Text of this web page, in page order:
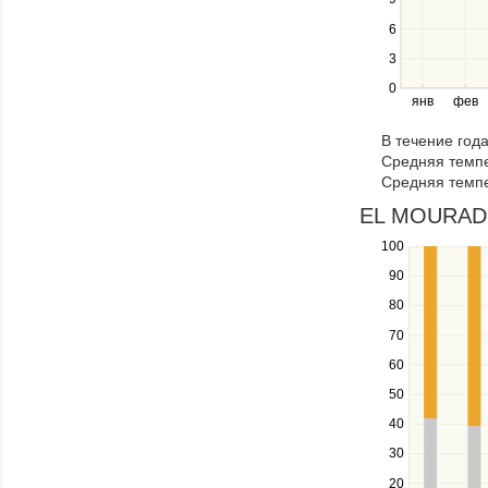
янв фев
0
3
6
the
and
right
keys
navigate
through
items
in
a
series.
В течение
Средняя
Средняя
EL
20
30
40
50
60
70
80
90
100
Use
the
and
down
to
navigate
series.
Use
the